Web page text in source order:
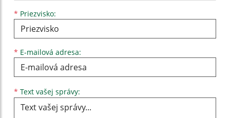
* Priezvisko:
* E-mailová adresa:
* Text vašej správy: